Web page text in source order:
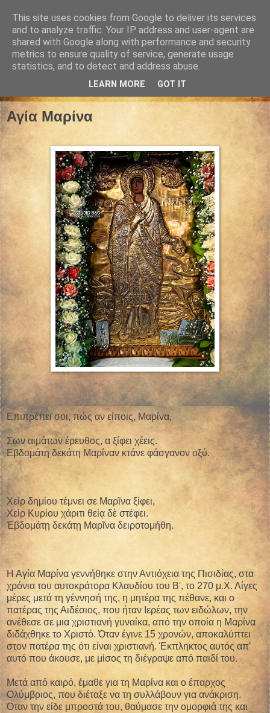
Αγία Μαρίνα
Eπιπρέπει σοι, πώς αν είποις, Mαρίνα,
Σων αιμάτων έρευθος, α ξίφει χέεις.
Εβδομάτη δεκάτη Mαρίναν κτάνε φάσγανον οξύ.
Χεὶρ δημίου τέμνει σε Μαρῖνα ξίφει,
Χεὶρ Κυρίου χάριτι θείᾳ δὲ στέφει.
Ἑβδομάτῃ δεκάτῃ Μαρῖνα δειροτομήθη.
Η Αγία Μαρίνα γεννήθηκε στην Αντιόχεια της Πισιδίας, στα
χρόνια του αυτοκράτορα Κλαυδίου του Β', το 270 μ.Χ. Λίγες
μέρες μετά τη γέννησή της, η μητέρα της πέθανε, και ο
πατέρας της Αιδέσιος, που ήταν Ιερέας των ειδώλων, την
ανέθεσε σε μια χριστιανή γυναίκα, από την οποία η Μαρίνα
διδάχθηκε το Χριστό. Όταν έγινε 15 χρονών, αποκαλύπτει
στον πατέρα της ότι είναι χριστιανή. Έκπληκτος αυτός απ'
αυτό που άκουσε, με μίσος τη διέγραψε από παιδί του.
Μετά από καιρό, έμαθε για τη Μαρίνα και ο έπαρχος
Ολύμβριος, που διέταξε να τη συλλάβουν για ανάκριση.
Όταν την είδε μπροστά του, θαύμασε την ομορφιά της και
This site uses cookies from Google to deliver its services
and to analyze traffic. Your IP address and user-agent are
shared with Google along with performance and security
metrics to ensure quality of service, generate usage
statistics, and to detect and address abuse.
LEARN MORE GOT IT